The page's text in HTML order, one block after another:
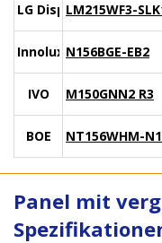
LG DisplayLM215WF3-
Innolux N156BGE-EB2
IVO M150GNN2 R3
BOE NT156WHM-
Panel mit